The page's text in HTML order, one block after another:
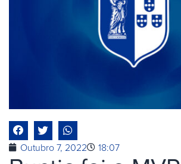
Outubro 7, 2022 18:07